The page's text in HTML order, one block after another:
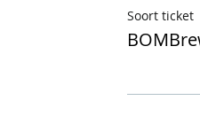
Soort ticket